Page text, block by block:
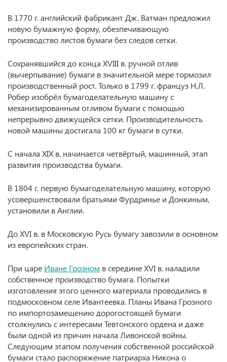
В 1770 г. английский фабрикант Дж. Ватман предложил
новую бумажную форму, обезпечивающую
производство листов бумаги без следов сетки.
Сохранявшийся до конца XVIII в. ручной отлив
(вычерпывание) бумаги в значительной мере тормозил
производственный рост. Только в 1799 г. француз Н.Л.
Робер изобрёл бумагоделательную машину с
механизированным отливом бумаги с помощью
непрерывно движущейся сетки. Производительность
новой машины достигала 100 кг бумаги в сутки.
С начала XIX в. начинается четвёртый, машинный, этап
развития производства бумаги.
В 1804 г. первую бумагоделательную машину, которую
усовершенствовали братьями Фурдринье и Донкиным,
установили в Англии.
До XVI в. в Московскую Русь бумагу завозили в основном
из европейских стран.
При царе Иване Грозном в середине XVI в. наладили
собственное производство бумага. Попытки
изготовления этого ценного материала проводились в
подмосковном селе Ивантеевка. Планы Ивана Грозного
по импортозамещению дорогостоящей бумаги
столкнулись с интересами Тевтонского ордена и даже
были одной из причин начала Ливонской войны.
Следующим этапом получения собственной российской
бумаги стало распоряжение патриарха Никона о